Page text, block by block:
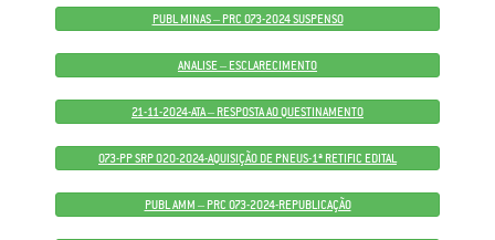
PUBL MINAS – PRC 073-2024 SUSPENSO
ANALISE – ESCLARECIMENTO
21-11-2024-ATA – RESPOSTA AO QUESTINAMENTO
073-PP SRP 020-2024-AQUISIÇÃO DE PNEUS-1ª RETIFIC EDITAL
PUBL AMM – PRC 073-2024-REPUBLICAÇÃO